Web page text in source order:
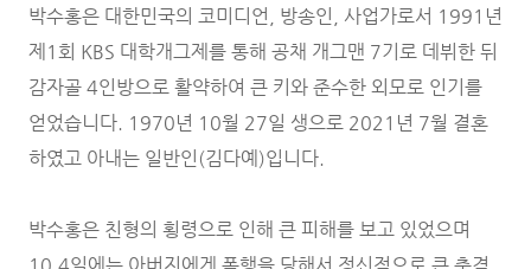
박수홍은 대한민국의 코미디언, 방송인, 사업가로서 1991년
제1회 KBS 대학개그제를 통해 공채 개그맨 7기로 데뷔한 뒤
감자골 4인방으로 활약하여 큰 키와 준수한 외모로 인기를
얻었습니다. 1970년 10월 27일 생으로 2021년 7월 결혼
하였고 아내는 일반인(김다예)입니다.
박수홍은 친형의 횡령으로 인해 큰 피해를 보고 있었으며